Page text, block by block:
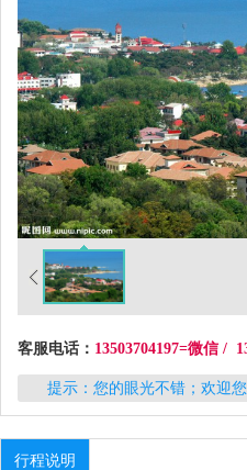
客服电话： 13503704197=微信 /
提示：您的眼光不错；欢迎
行程说明